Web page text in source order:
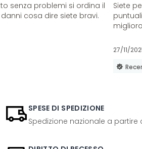
senza problemi si ordina il
cosa dire siete bravi.
Siete
27/11/
SPESE DI SPEDIZIONE
Spedizione nazionale a partire